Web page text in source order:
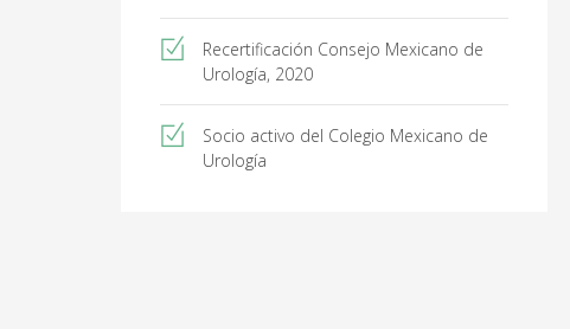
Recertificación Consejo Mexicano de
Urología, 2020
Socio activo del Colegio Mexicano de
Urología